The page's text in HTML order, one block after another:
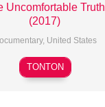
Uncomfortable Truth
(2017)
, United States
Loki
Mulholland
TONTON